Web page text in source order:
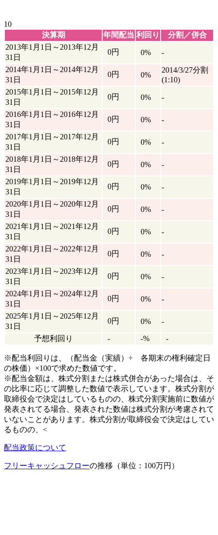
10
決算期
年間配当 利回り
分割／併合
2013年1月1日～2013年12月
31日
0円 0% -
2014年1月1日～2014年12月
31日
0円 0%
2014/3/27分割
(1:10)
2015年1月1日～2015年12月
31日
0円 0% -
2016年1月1日～2016年12月
31日
0円 0% -
2017年1月1日～2017年12月
31日
0円 0% -
2018年1月1日～2018年12月
31日
0円 0% -
2019年1月1日～2019年12月
31日
0円 0% -
2020年1月1日～2020年12月
31日
0円 0% -
2021年1月1日～2021年12月
31日
0円 0% -
2022年1月1日～2022年12月
31日
0円 0% -
2023年1月1日～2023年12月
31日
0円 0% -
2024年1月1日～2024年12月
31日
0円 0% -
2025年1月1日～2025年12月
31日
0円 0% -
予想利回り - -% -
※配当利回りは、（配当金（実績）÷ 各期末の権利確定日
の株価）×100で求めた数値です。
※配当金額は、株式分割または株式併合があった場合は、そ
の比率に応じて調整した数値で表示しています。株式分割が
取締役会で決定はしているものの、株式分割実施前に数値が
発表されてる場合、発表された数値は株式分割が考慮されて
いないことがあります。株式分割が取締役会で決定はしてい
るものの、<
配当政策について
フリーキャッシュフローの推移（単位：100万円）